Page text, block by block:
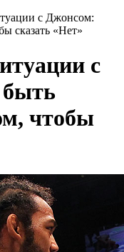
с Джонсом:
сказать «Нет»
с
чтобы